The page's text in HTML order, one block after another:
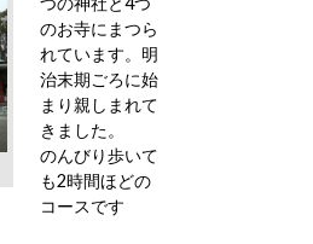
のお寺にまつら
れています。明
治末期ごろに始
まり親しまれて
きました。
のんびり歩いて
も2時間ほどの
コースです